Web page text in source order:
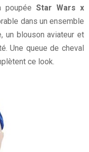
poupée Star Wars x
dans un ensemble
un blouson aviateur et
Une queue de cheval
ce look.